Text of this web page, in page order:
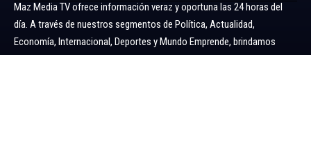
Maz Media TV ofrece información veraz y oportuna las 24 horas del
día. A través de nuestros segmentos de Política, Actualidad,
Economía, Internacional, Deportes y Mundo Emprende, brindamos
noticias y análisis confiables para mantenerlo siempre informado.